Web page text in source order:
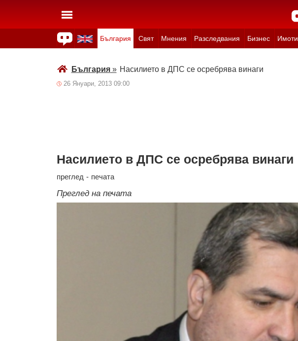
България Свят Мнения Разследвания Бизнес Имоти
България» Насилието в ДПС се осребрява винаги
26 Януари, 2013 09:00
Насилието в ДПС се осребрява винаги
преглед - печата
Преглед на печата